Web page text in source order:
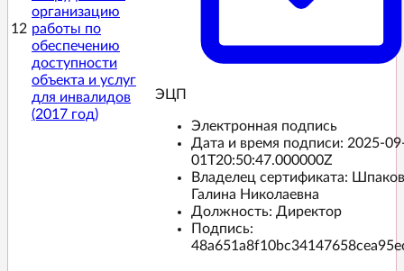
12
организацию
работы по
обеспечению
доступности
объекта и услуг
для инвалидов
(2017 год)
ЭЦП️
Электронная подпись
Дата и время подписи: 2025-
01T20:50:47.000000Z
Владелец сертификата:
Галина Николаевна
Должность: Директор
Подпись: